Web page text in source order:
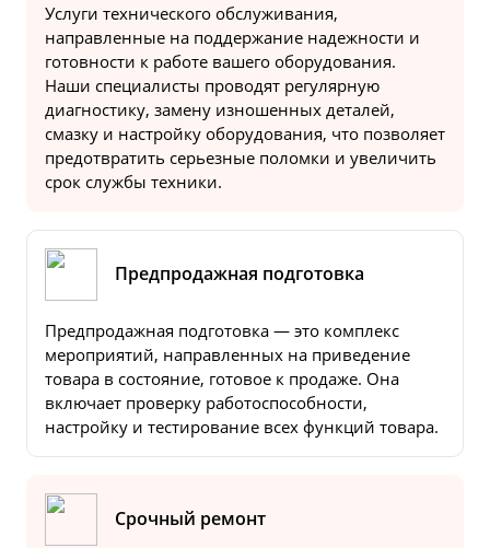
Услуги технического обслуживания,
направленные на поддержание надежности и
готовности к работе вашего оборудования.
Наши специалисты проводят регулярную
диагностику, замену изношенных деталей,
смазку и настройку оборудования, что позволяет
предотвратить серьезные поломки и увеличить
срок службы техники.
Предпродажная подготовка
Предпродажная подготовка — это комплекс
мероприятий, направленных на приведение
товара в состояние, готовое к продаже. Она
включает проверку работоспособности,
настройку и тестирование всех функций товара.
Срочный ремонт